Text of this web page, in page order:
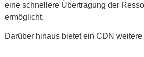
eine schnellere Übertragung der
ermöglicht.
Darüber hinaus bietet ein CDN weitere